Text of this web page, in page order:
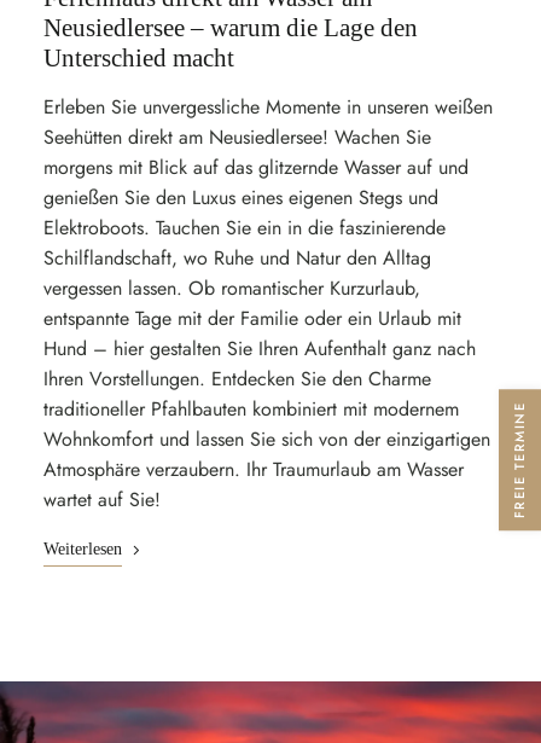
Neusiedlersee – warum die Lage den
Unterschied macht
Erleben Sie unvergessliche Momente in unseren weißen
Seehütten direkt am Neusiedlersee! Wachen Sie
morgens mit Blick auf das glitzernde Wasser auf und
genießen Sie den Luxus eines eigenen Stegs und
Elektroboots. Tauchen Sie ein in die faszinierende
Schilflandschaft, wo Ruhe und Natur den Alltag
vergessen lassen. Ob romantischer Kurzurlaub,
entspannte Tage mit der Familie oder ein Urlaub mit
Hund – hier gestalten Sie Ihren Aufenthalt ganz nach
Ihren Vorstellungen. Entdecken Sie den Charme
traditioneller Pfahlbauten kombiniert mit modernem
Wohnkomfort und lassen Sie sich von der einzigartigen
Atmosphäre verzaubern. Ihr Traumurlaub am Wasser
wartet auf Sie!
Weiterlesen
FREIE TERMINE